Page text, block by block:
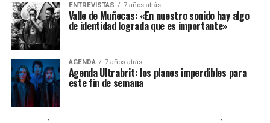
ENTREVISTAS 7 años atrás
Valle de Muñecas: «En nuestro sonido hay algo
de identidad lograda que es importante»
AGENDA 7 años atrás
Agenda Ultrabrit: los planes imperdibles para
este fin de semana